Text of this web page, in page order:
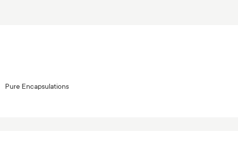
Pure Encapsulations